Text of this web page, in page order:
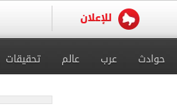
حوادث عرب عالم تحقيقات